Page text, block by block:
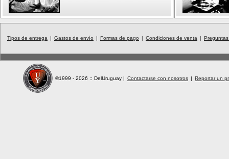
Tipos de entrega | Gastos de envío | Formas de pago | Condiciones de venta |
©1999 - 2026 :: DelUruguay | Contactarse con nosotros | Reportar un